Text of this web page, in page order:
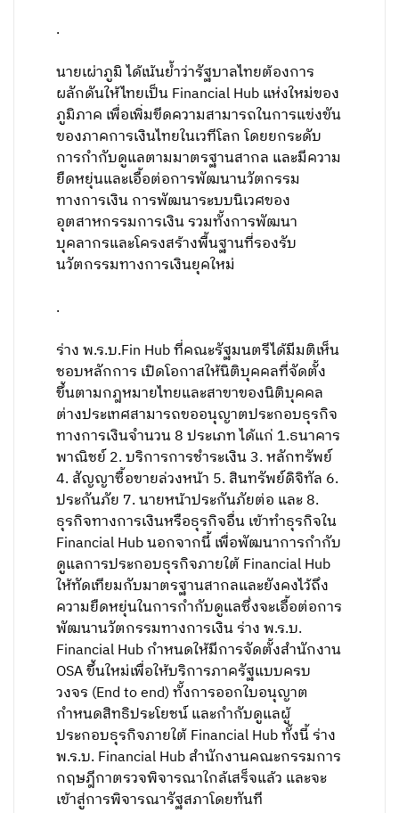
.
นายเผ่าภูมิ ได้เน้นย้ำว่ารัฐบาลไทยต้องการ
ผลักดันให้ไทยเป็น Financial Hub แห่งใหม่ของ
ภูมิภาค เพื่อเพิ่มขีดความสามารถในการแข่งขัน
ของภาคการเงินไทยในเวทีโลก โดยยกระดับ
การกำกับดูแลตามมาตรฐานสากล และมีความ
ยืดหยุ่นและเอื้อต่อการพัฒนานวัตกรรม
ทางการเงิน การพัฒนาระบบนิเวศของ
อุตสาหกรรมการเงิน รวมทั้งการพัฒนา
บุคลากรและโครงสร้างพื้นฐานที่รองรับ
นวัตกรรมทางการเงินยุคใหม่
.
ร่าง พ.ร.บ.Fin Hub ที่คณะรัฐมนตรีได้มีมติเห็น
ชอบหลักการ เปิดโอกาสให้นิติบุคคลที่จัดตั้ง
ขึ้นตามกฎหมายไทยและสาขาของนิติบุคคล
ต่างประเทศสามารถขออนุญาตประกอบธุรกิจ
ทางการเงินจำนวน 8 ประเภท ได้แก่ 1.ธนาคาร
พาณิชย์ 2. บริการการชำระเงิน 3. หลักทรัพย์
4. สัญญาซื้อขายล่วงหน้า 5. สินทรัพย์ดิจิทัล 6.
ประกันภัย 7. นายหน้าประกันภัยต่อ และ 8.
ธุรกิจทางการเงินหรือธุรกิจอื่น เข้าทำธุรกิจใน
Financial Hub นอกจากนี้ เพื่อพัฒนาการกำกับ
ดูแลการประกอบธุรกิจภายใต้ Financial Hub
ให้ทัดเทียมกับมาตรฐานสากลและยังคงไว้ถึง
ความยืดหยุ่นในการกำกับดูแลซึ่งจะเอื้อต่อการ
พัฒนานวัตกรรมทางการเงิน ร่าง พ.ร.บ.
Financial Hub กำหนดให้มีการจัดตั้งสำนักงาน
OSA ขึ้นใหม่เพื่อให้บริการภาครัฐแบบครบ
วงจร (End to end) ทั้งการออกใบอนุญาต
กำหนดสิทธิประโยชน์ และกำกับดูแลผู้
ประกอบธุรกิจภายใต้ Financial Hub ทั้งนี้ ร่าง
พ.ร.บ. Financial Hub สำนักงานคณะกรรมการ
กฤษฎีกาตรวจพิจารณาใกล้เสร็จแล้ว และจะ
เข้าสู่การพิจารณารัฐสภาโดยทันที